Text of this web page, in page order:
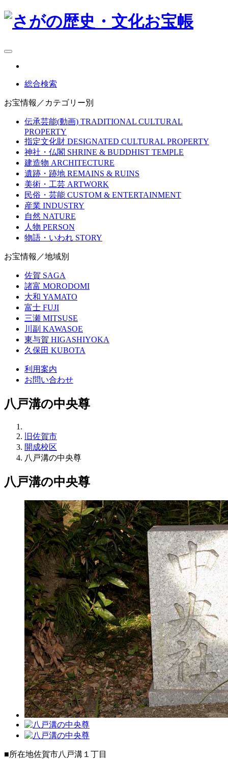
総合検索
お宝情報／カテゴリー別
伝承芸能(動画) TRADITIONAL CULTURAL
PROPERTY
指定文化財 DESIGNATED CULTURAL PROPERTY
神社・仏閣 SHRINE & BUDDHIST TEMPLE
建造物 ARCHITECTURE
遺跡・跡地 REMAINS & RUINS
美術・工芸 ARTWORK
民俗・芸能 CUSTOM & ENTERTAINMENT
産業 INDUSTRY
自然 NATURE
人物 PERSON
物語・いわれ STORY
お宝情報／地域別
佐賀 SAGA
諸富 MORODOMI
大和 YAMATO
富士 FUJI
三瀬 MITSUSE
川副 KAWASOE
東与賀 HIGASHIYOKA
久保田 KUBOTA
利用案内
お問い合わせ
八戸溝の中央尊
旧佐賀市
開成校区
八戸溝の中央尊
八戸溝の中央尊
■所在地佐賀市八戸溝１丁目